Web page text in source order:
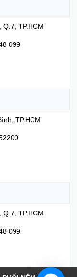
Q.7, TP.HCM
099
TP.HCM
Q.7, TP.HCM
099